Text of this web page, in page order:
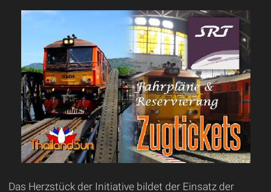
Das Herzstück der Initiative bildet der Einsatz der